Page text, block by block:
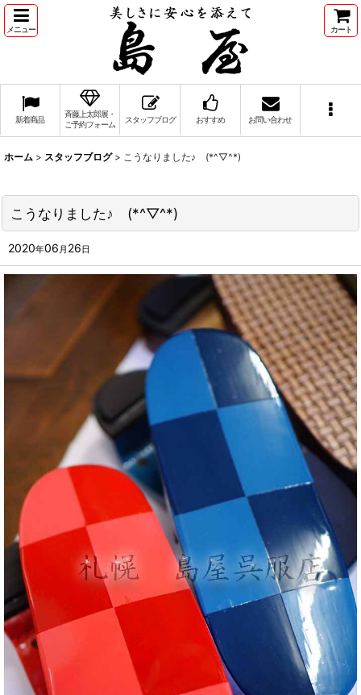
メニュー カート
新着商品
斉藤上太郎展・
ご予約フォーム
スタッフブログ おすすめ お問い合わせ
ホーム > スタッフブログ > こうなりました♪ (*^▽^*)
こうなりました♪ (*^▽^*)
2020年06 月 26日